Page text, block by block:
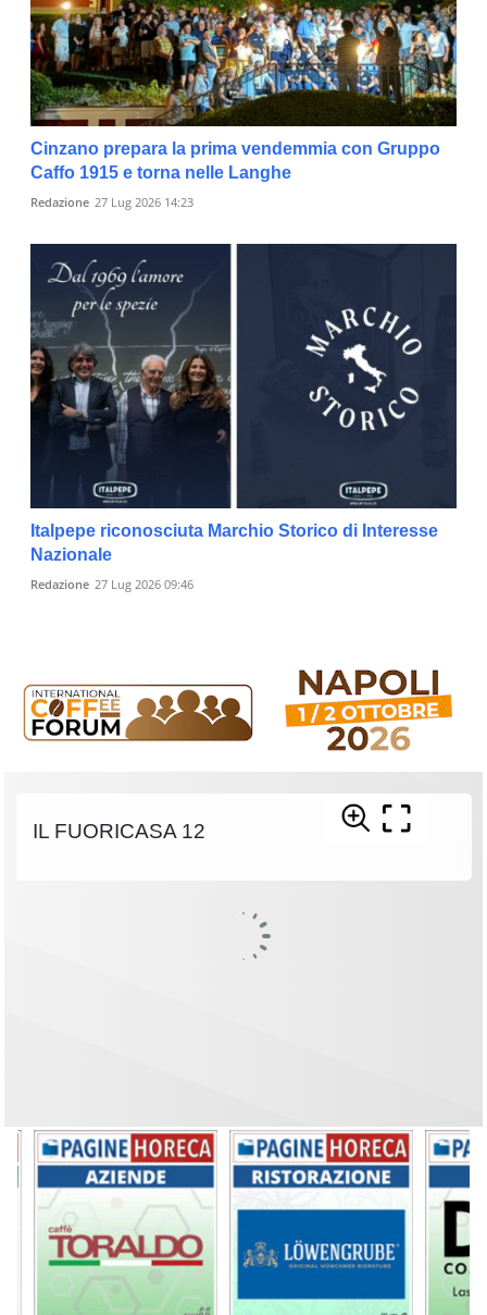
Cinzano prepara la prima vendemmia con Gruppo
Caffo 1915 e torna nelle Langhe
Redazione 27 Lug 2026 14:23
Italpepe riconosciuta Marchio Storico di Interesse
Nazionale
Redazione 27 Lug 2026 09:46